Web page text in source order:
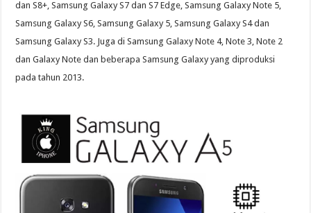
dan S8+, Samsung Galaxy S7 dan S7 Edge, Samsung Galaxy Note 5,
Samsung Galaxy S6, Samsung Galaxy 5, Samsung Galaxy S4 dan
Samsung Galaxy S3. Juga di Samsung Galaxy Note 4, Note 3, Note 2
dan Galaxy Note dan beberapa Samsung Galaxy yang diproduksi
pada tahun 2013.